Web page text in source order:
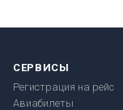
СЕРВИСЫ
Регистрация на рейс
Авиабилеты